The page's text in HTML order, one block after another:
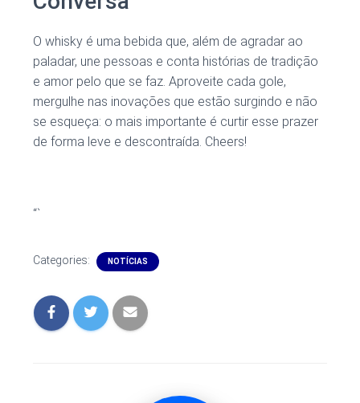
O whisky é uma bebida que, além de agradar ao
paladar, une pessoas e conta histórias de tradição
e amor pelo que se faz. Aproveite cada gole,
mergulhe nas inovações que estão surgindo e não
se esqueça: o mais importante é curtir esse prazer
de forma leve e descontraída. Cheers!
“`
Categories: NOTÍCIAS